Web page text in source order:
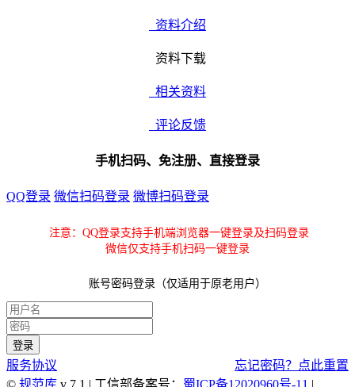
资料介绍
资料下载
相关资料
评论反馈
手机扫码、免注册、直接登录
QQ登录 微信扫码登录 微博扫码登录
注意：QQ登录支持手机端浏览器一键登录及扫码登录
微信仅支持手机扫码一键登录
账号密码登录（仅适用于原老用户）
服务协议
忘记密码？点此重置